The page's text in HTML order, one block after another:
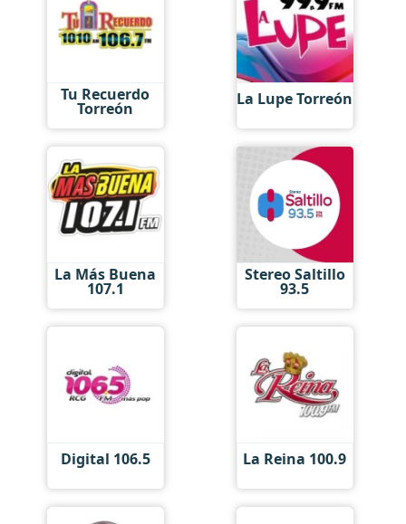
Tu Recuerdo
Torreón La Lupe Torreón
La Más Buena
107.1
Stereo Saltillo
93.5
Digital 106.5 La Reina 100.9